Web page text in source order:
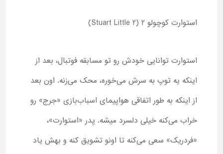
استوارت کوچولو 2 ( 2
Stuart Little)
استوارت توانایی خودش رو تو مسابقه فوتبال، بعد از
اینکه یه توپ به سرش می‌خوره، محک می‌زنه. اون بعد
از اینکه به طور اتفاقی هواپیمای اسباب‌بازی «جرج» رو
خراب می‌کنه خیلی دلسرد میشه. پدر «استوارت»،
«فردریک» سعی می‌کنه تا اونو تشویق کنه و بهش یاد